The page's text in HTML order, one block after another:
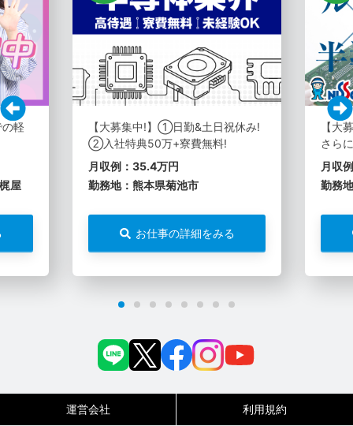
軽
屋
【大募集中!】①日勤&土日祝休み!
②入社特典50万+寮費無料!
月収例：35.4万円
勤務地：熊本県菊池市
お仕事の詳細をみる
【
さら
月収
勤務
運営会社 利用規約